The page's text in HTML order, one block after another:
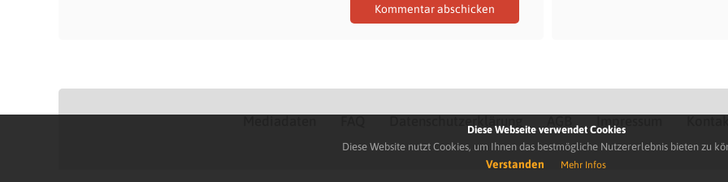
Datenschutzerklärung Impressum
Diese Webseite verwendet Cookies
Diese Website nutzt Cookies, um Ihnen das bestmögliche Nutzererlebnis bieten zu
Verstanden Mehr Infos